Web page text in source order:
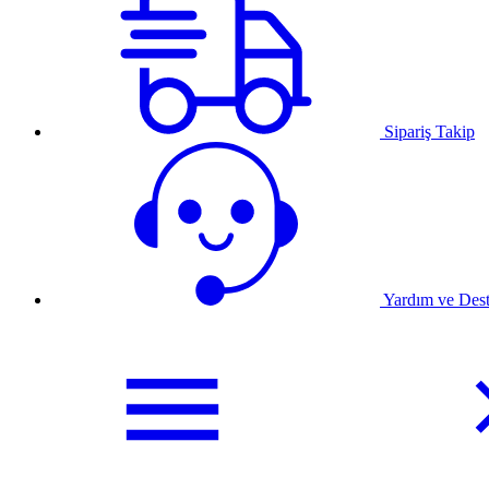
Sipariş Takip
Yardım ve